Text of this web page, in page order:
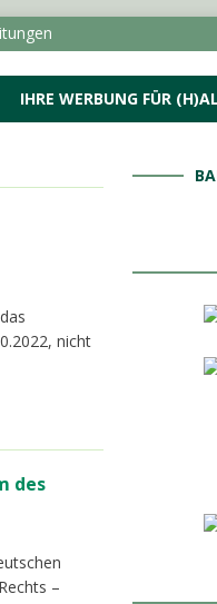
IHRE WERBUNG FÜR
nicht
des
–